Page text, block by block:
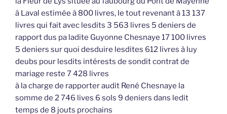
à Laval estimée à 800 livres, le tout revenant à 13 137
livres qui fait avec lesdits 3 563 livres 5 deniers de
rapport dus pa ladite Guyonne Chesnaye 17 100 livres
5 deniers sur quoi desduire lesdites 612 livres à luy
deubs pour lesdits intérests de sondit contrat de
mariage reste 7 428 livres
à la charge de rapporter audit René Chesnaye la
somme de 2 746 lives 6 sols 9 deniers dans ledit
temps de 8 jouts prochains